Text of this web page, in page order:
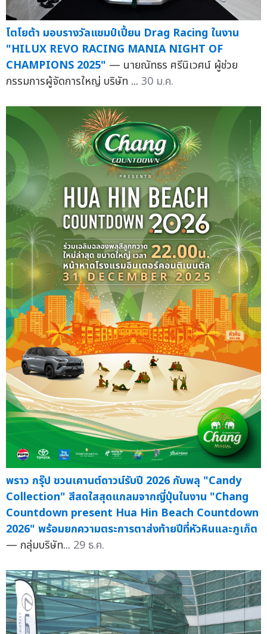
โตโยต้า มอบรางวัลแชมป์เปี้ยน Drag Racing ในงาน
"HILUX REVO RACING MANIA NIGHT OF
CHAMPIONS 2025" — นายณัทธร ศรีนิเวศน์ ผู้ช่วย
กรรมการผู้จัดการใหญ่ บริษัท ... 30 ม.ค.
พราว กรุ๊ป ชวนเคานต์ดาวน์รับปี 2026 กับพลุ "Candy
Collection" สีสดใสสุดแกลมจากญี่ปุ่นในงาน "Chang
Countdown present Hua Hin Beach Countdown
2026" พร้อมยกความตระการตาส่งท้ายปีที่หัวหินและภูเก็ต
— กลุ่มบริษัท... 29 ธ.ค.